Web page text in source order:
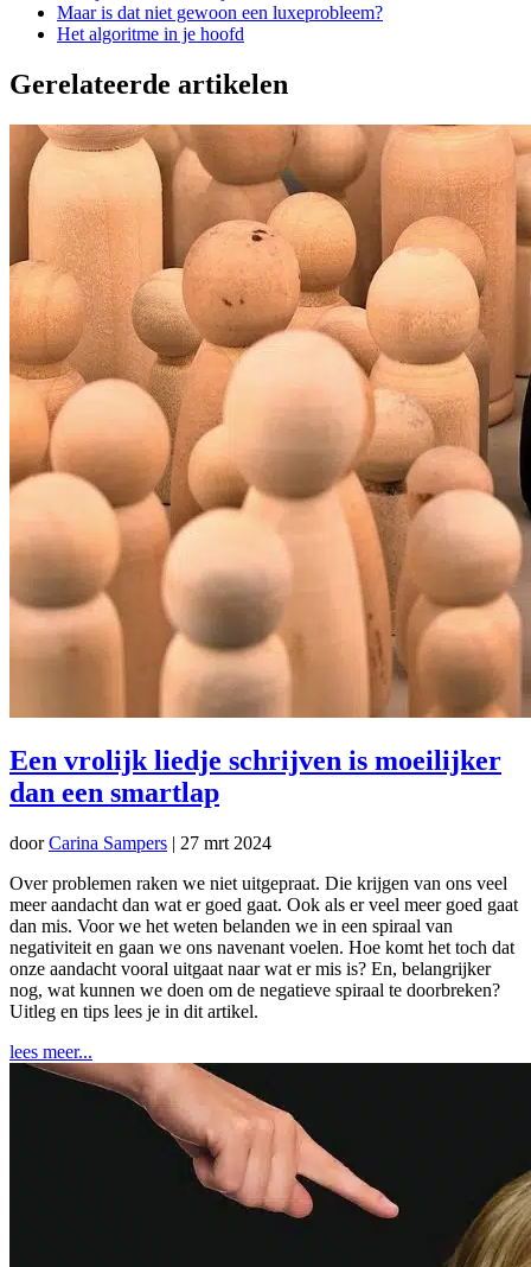
Maar is dat niet gewoon een luxeprobleem?
Het algoritme in je hoofd
Gerelateerde artikelen
Een vrolijk liedje schrijven is moeilijker
dan een smartlap
doorCarina Sampers | 27 mrt 2024
Over problemen raken we niet uitgepraat. Die krijgen van ons veel
meer aandacht dan wat er goed gaat. Ook als er veel meer goed gaat
dan mis. Voor we het weten belanden we in een spiraal van
negativiteit en gaan we ons navenant voelen. Hoe komt het toch dat
onze aandacht vooral uitgaat naar wat er mis is? En, belangrijker
nog, wat kunnen we doen om de negatieve spiraal te doorbreken?
Uitleg en tips lees je in dit artikel.
lees meer...